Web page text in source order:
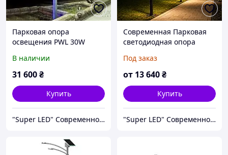
Парковая опора
освещения PWL 30W
В наличии
31 600₴
Купить
"Super LED" Современное Освещение, Уличные Гирлянды
Современная Парковая
светодиодная опора
Под заказ
от 13 640₴
Купить
"Super LED" Современное Освещение, Уличные Гирлянды